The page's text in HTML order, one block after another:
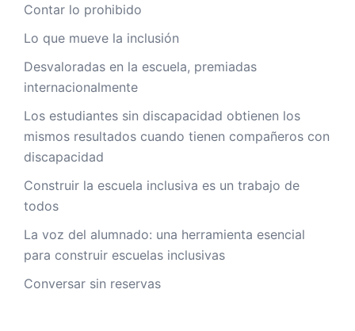
Contar lo prohibido
Lo que mueve la inclusión
Desvaloradas en la escuela, premiadas
internacionalmente
Los estudiantes sin discapacidad obtienen los
mismos resultados cuando tienen compañeros con
discapacidad
Construir la escuela inclusiva es un trabajo de
todos
La voz del alumnado: una herramienta esencial
para construir escuelas inclusivas
Conversar sin reservas